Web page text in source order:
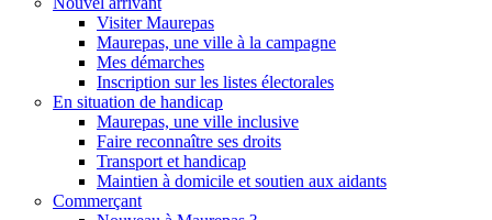
Visiter Maurepas
Maurepas, une ville à la campagne
Mes démarches
Inscription sur les listes électorales
En situation de handicap
Maurepas, une ville inclusive
Faire reconnaître ses droits
Transport et handicap
Maintien à domicile et soutien aux aidants
Commerçant